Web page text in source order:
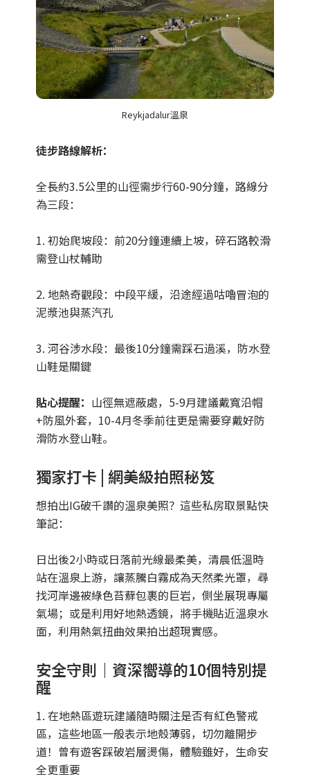
Reykjadalur溫泉
徒步路線解析：
全長約3.5公里的山徑需步行60-90分鐘，路線分
為三段：
1. 初始爬坡段：前20分鐘連續上坡，碎石路較滑
需登山杖輔助
2. 地熱奇觀段：中段平緩，沿途經過咕嚕冒泡的
泥漿池與蒸汽孔
3. 河谷涉水段：最後10分鐘需踩石過溪，防水登
山鞋是關鍵
貼心提醒： 山徑無遮蔽處，5-9月建議戴寬沿帽
+防風外套，10-4月冬季前往更是需要穿戴好防
滑防水登山鞋。
獨家打卡 | 網美級拍照秘笈
想拍出IG破千讚的溫泉美照？這些私房取景點快
筆記：
日出後2小時或日落前光線最柔美，清晨低溫時
站在溫泉上游，讓蒸騰白霧成為天然柔光罩，尋
找河岸邊被綠色苔蘚包裹的巨岩，側坐展現專屬
氣場；或是利用好地熱透鏡，將手機貼近溫泉水
面，利用熱氣扭曲效果拍出超現實感。
安全守則｜資深嚮導的10個特別提
醒
1. 在地熱區遊玩建議隨時關注是否有紅色警戒
區，這些地區一般表示地殼薄弱，切勿離開步
道！曾有遊客踩破岩層燙傷，體驗雖好，生命安
全更重要